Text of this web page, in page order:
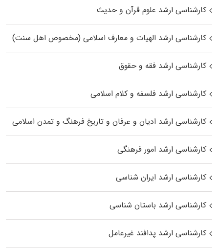
کارشناسی ارشد علوم قرآن و حدیث
کارشناسی ارشد الهیات و معارف اسلامی (مخصوص اهل سنت)
کارشناسی ارشد فقه و حقوق
کارشناسی ارشد فلسفه و کلام اسلامی
کارشناسی ارشد ادیان و عرفان و تاریخ فرهنگ و تمدن اسلامی
کارشناسی ارشد امور فرهنگی
کارشناسی ارشد ایران شناسی
کارشناسی ارشد باستان شناسی
کارشناسی ارشد پدافند غیرعامل